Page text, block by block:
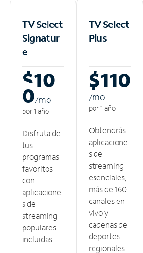
TV Select
Signatur
e
$10
0/mo
por 1 año
Disfruta de
tus
programas
favoritos
con
aplicacione
s de
streaming
populares
incluidas.
TV Select
Plus
$110
/mo
por 1 año
Obtendrás
aplicacione
s de
streaming
esenciales,
más de 160
canales en
vivo y
cadenas de
deportes
regionales.